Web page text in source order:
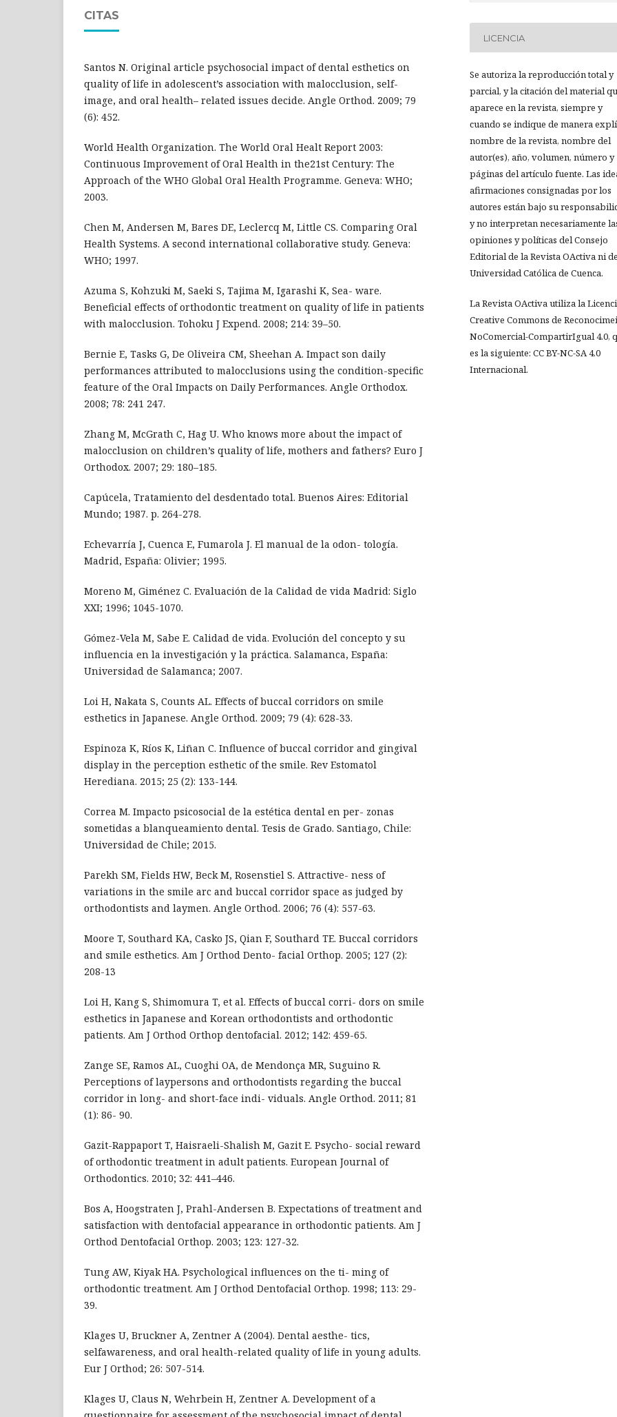
CITAS
Santos N. Original article psychosocial impact of dental esthetics on
quality of life in adolescent’s association with malocclusion, self-
image, and oral health– related issues decide. Angle Orthod. 2009; 79
(6): 452.
World Health Organization. The World Oral Healt Report 2003:
Continuous Improvement of Oral Health in the21st Century: The
Approach of the WHO Global Oral Health Programme. Geneva: WHO;
2003.
Chen M, Andersen M, Bares DE, Leclercq M, Little CS. Comparing Oral
Health Systems. A second international collaborative study. Geneva:
WHO; 1997.
Azuma S, Kohzuki M, Saeki S, Tajima M, Igarashi K, Sea- ware.
Beneficial effects of orthodontic treatment on quality of life in patients
with malocclusion. Tohoku J Expend. 2008; 214: 39–50.
Bernie E, Tasks G, De Oliveira CM, Sheehan A. Impact son daily
performances attributed to malocclusions using the condition-specific
feature of the Oral Impacts on Daily Performances. Angle Orthodox.
2008; 78: 241 247.
Zhang M, McGrath C, Hag U. Who knows more about the impact of
malocclusion on children’s quality of life, mothers and fathers? Euro J
Orthodox. 2007; 29: 180–185.
Capúcela, Tratamiento del desdentado total. Buenos Aires: Editorial
Mundo; 1987. p. 264-278.
Echevarría J, Cuenca E, Fumarola J. El manual de la odon- tología.
Madrid, España: Olivier; 1995.
Moreno M, Giménez C. Evaluación de la Calidad de vida Madrid: Siglo
XXI; 1996; 1045-1070.
Gómez-Vela M, Sabe E. Calidad de vida. Evolución del concepto y su
influencia en la investigación y la práctica. Salamanca, España:
Universidad de Salamanca; 2007.
Loi H, Nakata S, Counts AL. Effects of buccal corridors on smile
esthetics in Japanese. Angle Orthod. 2009; 79 (4): 628-33.
Espinoza K, Ríos K, Liñan C. Influence of buccal corridor and gingival
display in the perception esthetic of the smile. Rev Estomatol
Herediana. 2015; 25 (2): 133-144.
Correa M. Impacto psicosocial de la estética dental en per- zonas
sometidas a blanqueamiento dental. Tesis de Grado. Santiago, Chile:
Universidad de Chile; 2015.
Parekh SM, Fields HW, Beck M, Rosenstiel S. Attractive- ness of
variations in the smile arc and buccal corridor space as judged by
orthodontists and laymen. Angle Orthod. 2006; 76 (4): 557-63.
Moore T, Southard KA, Casko JS, Qian F, Southard TE. Buccal corridors
and smile esthetics. Am J Orthod Dento- facial Orthop. 2005; 127 (2):
208-13
Loi H, Kang S, Shimomura T, et al. Effects of buccal corri- dors on smile
esthetics in Japanese and Korean orthodontists and orthodontic
patients. Am J Orthod Orthop dentofacial. 2012; 142: 459-65.
Zange SE, Ramos AL, Cuoghi OA, de Mendonça MR, Suguino R.
Perceptions of laypersons and orthodontists regarding the buccal
corridor in long- and short-face indi- viduals. Angle Orthod. 2011; 81
(1): 86- 90.
Gazit-Rappaport T, Haisraeli-Shalish M, Gazit E. Psycho- social reward
of orthodontic treatment in adult patients. European Journal of
Orthodontics. 2010; 32: 441–446.
Bos A, Hoogstraten J, Prahl-Andersen B. Expectations of treatment and
satisfaction with dentofacial appearance in orthodontic patients. Am J
Orthod Dentofacial Orthop. 2003; 123: 127-32.
Tung AW, Kiyak HA. Psychological influences on the ti- ming of
orthodontic treatment. Am J Orthod Dentofacial Orthop. 1998; 113: 29-
39.
Klages U, Bruckner A, Zentner A (2004). Dental aesthe- tics,
selfawareness, and oral health-related quality of life in young adults.
Eur J Orthod; 26: 507-514.
Klages U, Claus N, Wehrbein H, Zentner A. Development of a
LICENCIA
Se autoriza la reproducción total y
parcial, y la citación del material
aparece en la revista, siempre y
cuando se indique de manera
nombre de la revista, nombre del
autor(es), año, volumen, número y
páginas del artículo fuente. Las
afirmaciones consignadas por los
autores están bajo su
y no interpretan necesariamente
opiniones y políticas del Consejo
Editorial de la Revista OActiva ni
Universidad Católica de Cuenca.
La Revista OActiva utiliza la
Creative Commons de
NoComercial-CompartirIgual 4.0,
es la siguiente: CC BY-NC-SA 4.0
Internacional.